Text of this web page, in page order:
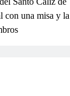
con una misa y